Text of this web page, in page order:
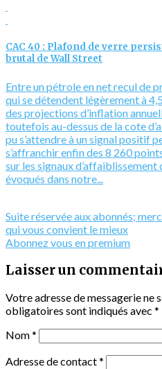
CAC 40 : Plafond de verre
brutal de Wall Street
Entre un pétrole en net recul de
qui se détendent légèrement à
des projections d’inflation
toutefois au-dessus de la cote
pu s’attendre à un signal positif
s’affranchir enfin des 8 260
sur les signaux d’affaiblissement
évoqués dans notre...
Suite réservée aux abonnés;
qui vous convient le mieux
Abonnez vous en premium
Laisser un
Votre adresse de messagerie ne
obligatoires sont indiqués avec *
Nom*
Adresse de contact*